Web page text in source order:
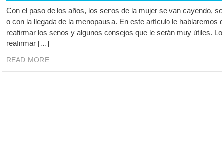
Con el paso de los años, los senos de la mujer se van cayendo,
o con la llegada de la menopausia. En este artículo le
reafirmar los senos y algunos consejos que le serán muy útiles.
reafirmar […]
READ MORE